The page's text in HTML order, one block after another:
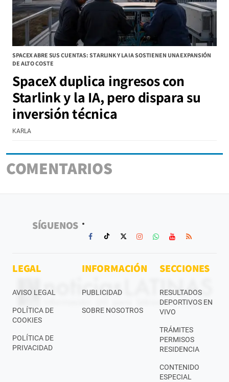
SPACEX ABRE SUS CUENTAS: STARLINK Y LA IA SOSTIENEN UNA EXPANSIÓN
DE ALTO COSTE
SpaceX duplica ingresos con
Starlink y la IA, pero dispara su
inversión técnica
KARLA
COMENTARIOS
SÍGUENOS
LEGAL
AVISO LEGAL
POLÍTICA DE
COOKIES
POLÍTICA DE
PRIVACIDAD
INFORMACIÓN
PUBLICIDAD
SOBRE NOSOTROS
SECCIONES
RESULTADOS
DEPORTIVOS EN
VIVO
TRÁMITES
PERMISOS
RESIDENCIA
CONTENIDO
ESPECIAL